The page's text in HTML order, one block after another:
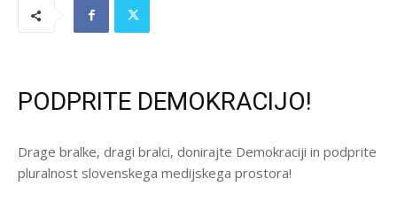
PODPRITE DEMOKRACIJO!
Drage bralke, dragi bralci, donirajte Demokraciji in podprite
pluralnost slovenskega medijskega prostora!